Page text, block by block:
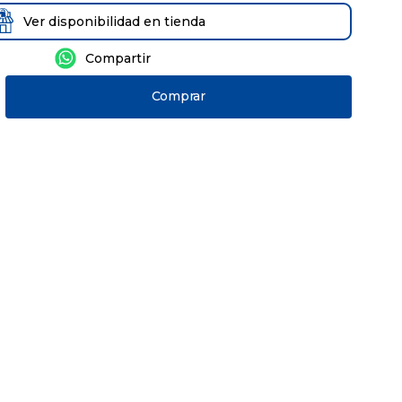
Ver disponibilidad en tienda
Comprar